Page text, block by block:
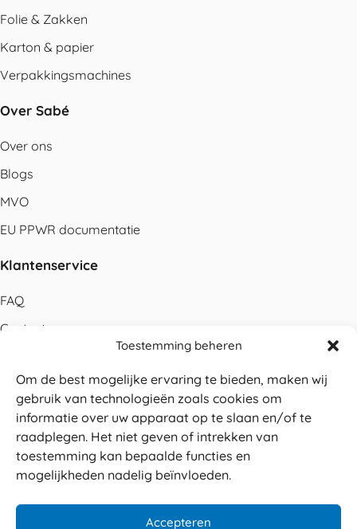
Toestemming beheren
Om de best mogelijke ervaring te bieden, maken wij
gebruik van technologieën zoals cookies om
informatie over uw apparaat op te slaan en/of te
raadplegen. Het niet geven of intrekken van
toestemming kan bepaalde functies en
mogelijkheden nadelig beïnvloeden.
Accepteren
Folie & Zakken
Karton & papier
Verpakkingsmachines
Over Sabé
Over ons
Blogs
MVO
EU PPWR documentatie
Klantenservice
FAQ
Contact
Betalen
Levering
Retouren
Service en garantie